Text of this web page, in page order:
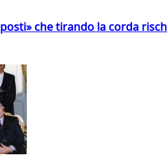
che tirando la corda